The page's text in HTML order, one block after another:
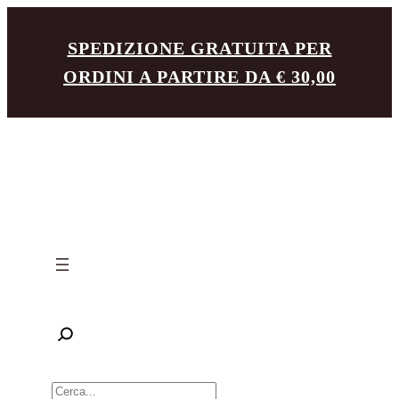
contenuto
SPEDIZIONE GRATUITA PER
ORDINI A PARTIRE DA € 30,00
R